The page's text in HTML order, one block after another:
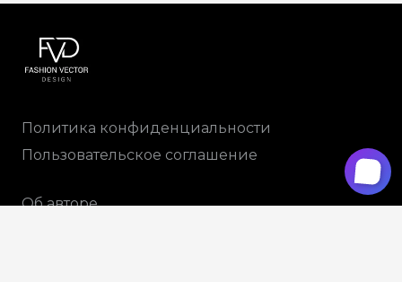
Политика конфиденциальности
Пользовательское соглашение
Об авторе